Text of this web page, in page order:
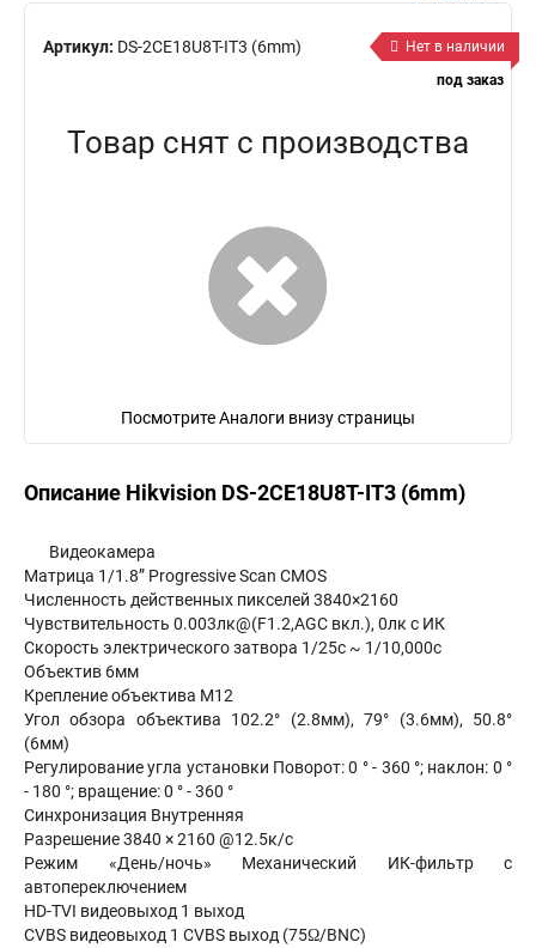
Артикул: DS-2CE18U8T-IT3 (6mm)
Нет в наличии
под заказ
Товар снят с производства
Посмотрите Аналоги внизу страницы
Описание Hikvision DS-2CE18U8T-IT3 (6mm)
Видеокамера
Матрица 1/1.8” Progressive Scan CMOS
Численность действенных пикселей 3840×2160
Чувствительность 0.003лк@(F1.2,AGC вкл.), 0лк с ИК
Скорость электрического затвора 1/25с ~ 1/10,000с
Объектив 6мм
Крепление объектива М12
Угол обзора объектива 102.2° (2.8мм), 79° (3.6мм), 50.8°
(6мм)
Регулирование угла установки Поворот: 0 ° - 360 °; наклон: 0 °
- 180 °; вращение: 0 ° - 360 °
Синхронизация Внутренняя
Разрешение 3840 × 2160 @12.5к/с
Режим «День/ночь» Механический ИК-фильтр с
автопереключением
HD-TVI видеовыход 1 выход
CVBS видеовыход 1 CVBS выход (75Ω/BNC)